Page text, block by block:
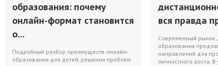
образования: почему
онлайн-формат становится
о...
Подробный разбор преимуществ онлайн-
образования для детей, решения проблем
вся правда
Современный рынок
образования
направлений для
личностного роста. В